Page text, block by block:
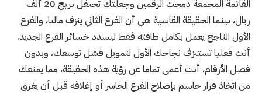
القائمة المجمعة دمجت الرقمين وجعلتك تحتفل بربح 20 ألف
ريال، بينما الحقيقة القاسية هي أن الفرع الثاني ينزف ماليا، والفرع
الأول الناجح يعمل بكامل طاقته فقط ليسدد خسائر الفرع الجديد.
أنت فعليا تستنزف نجاحك الأول لتمويل فشل توسعك، وبدون
فصل الأرقام، أنت أعمى تماما عن رؤية هذه الحقيقة، مما يمنعك
من اتخاذ قرار حاسم بإصلاح الفرع الخاسر أو إغلاقه قبل أن يغرق